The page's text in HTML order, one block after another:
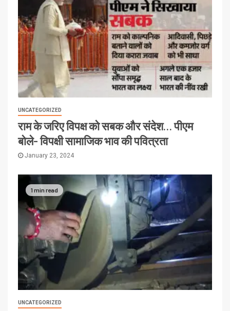
UNCATEGORIZED
राम के जरिए विपक्ष को सबक और संदेश… पीएम
बोले- विपक्षी सामाजिक भाव की पवित्रता
January 23, 2024
1 min read
UNCATEGORIZED